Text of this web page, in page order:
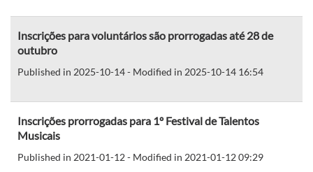
Inscrições para voluntários são prorrogadas até 28 de
outubro
Published in 2025-10-14 - Modified in 2025-10-14 16:54
Inscrições prorrogadas para 1º Festival de Talentos
Musicais
Published in 2021-01-12 - Modified in 2021-01-12 09:29